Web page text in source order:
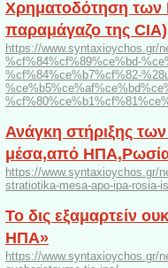
Χρηματοδότηση των
παραμάγαζο της
https://www.syntaxioychos.gr/
%cf%84%cf%89%ce%bd-
%cf%84%ce%b7%cf%82-
Ανάγκη στήριξης
μέσα,από
https://www.syntaxioychos.gr/
stratiotika-mesa-apo-ipa-rosia-
Το δις εξαμαρτείν
ΗΠΑ»
https://www.syntaxioychos.gr/